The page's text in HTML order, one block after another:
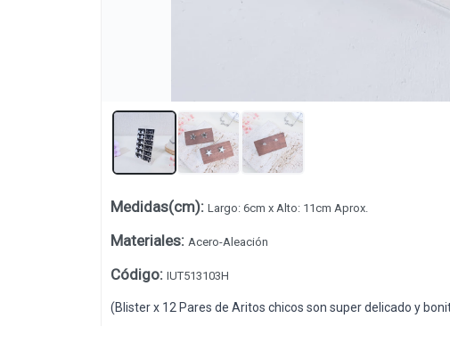
Medidas(cm): Largo: 6cm x Alto: 11cm Aprox.
Materiales: Acero-Aleación
Código: IUT513103H
(Blister x 12 Pares de Aritos chicos son super delicado y
Lista vacía